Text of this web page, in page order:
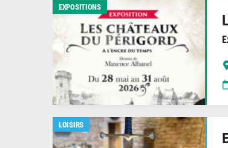
EXPOSITIONS
LOISIRS